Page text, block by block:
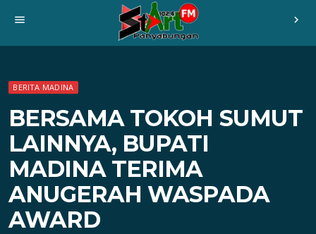
menu chevron_right
BERITA MADINA
BERSAMA TOKOH SUMUT
LAINNYA, BUPATI
MADINA TERIMA
ANUGERAH WASPADA
AWARD